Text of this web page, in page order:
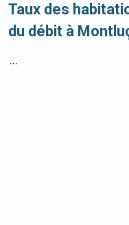
Taux des
du débit à
...